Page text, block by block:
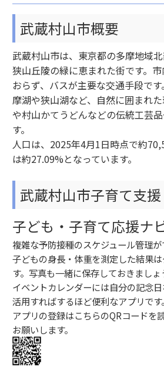
武蔵村山市概要
武蔵村山市は、東京都の多摩地域北
狭山丘陵の緑に恵まれた街です。
おらず、バスが主要な交通手段で
摩湖や狭山湖など、自然に囲まれ
や村山かてうどんなどの伝統工芸
す。
人口は、2025年4月1日時点で約
は約27.09%となっています。
武蔵村山市子育て支援
子ども・子育て応援ナ
複雑な予防接種のスケジュール管理が
子どもの身長・体重を測定した結果
す。写真も一緒に保存しておきましょ
イベントカレンダーには自分の記念日
活用すればするほど便利なアプリです。
アプリの登録はこちらのQRコードを
お願いします。